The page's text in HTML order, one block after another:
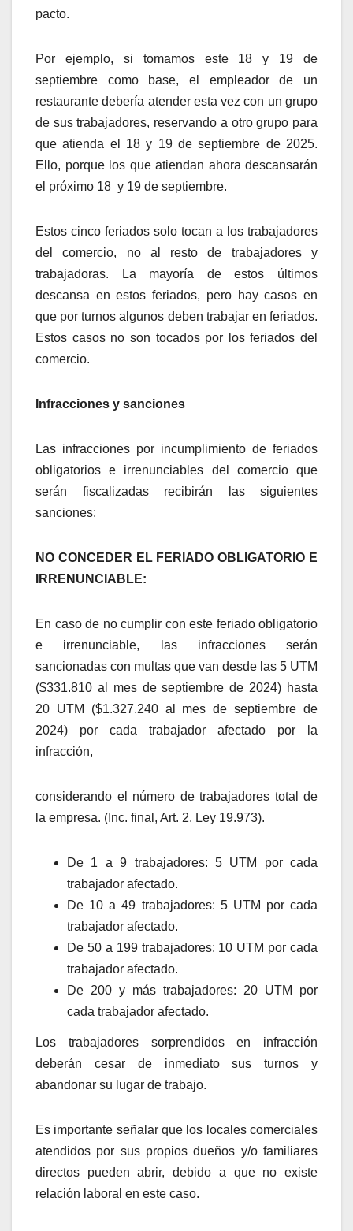
pacto.
Por ejemplo, si tomamos este 18 y 19 de
septiembre como base, el empleador de un
restaurante debería atender esta vez con un grupo
de sus trabajadores, reservando a otro grupo para
que atienda el 18 y 19 de septiembre de 2025.
Ello, porque los que atiendan ahora descansarán
el próximo 18 y 19 de septiembre.
Estos cinco feriados solo tocan a los trabajadores
del comercio, no al resto de trabajadores y
trabajadoras. La mayoría de estos últimos
descansa en estos feriados, pero hay casos en
que por turnos algunos deben trabajar en feriados.
Estos casos no son tocados por los feriados del
comercio.
Infracciones y sanciones
Las infracciones por incumplimiento de feriados
obligatorios e irrenunciables del comercio que
serán fiscalizadas recibirán las siguientes
sanciones:
NO CONCEDER EL FERIADO OBLIGATORIO E
IRRENUNCIABLE:
En caso de no cumplir con este feriado obligatorio
e irrenunciable, las infracciones serán
sancionadas con multas que van desde las 5 UTM
($331.810 al mes de septiembre de 2024) hasta
20 UTM ($1.327.240 al mes de septiembre de
2024) por cada trabajador afectado por la
infracción,
considerando el número de trabajadores total de
la empresa. (Inc. final, Art. 2. Ley 19.973).
De 1 a 9 trabajadores: 5 UTM por cada
trabajador afectado.
De 10 a 49 trabajadores: 5 UTM por cada
trabajador afectado.
De 50 a 199 trabajadores: 10 UTM por cada
trabajador afectado.
De 200 y más trabajadores: 20 UTM por
cada trabajador afectado.
Los trabajadores sorprendidos en infracción
deberán cesar de inmediato sus turnos y
abandonar su lugar de trabajo.
Es importante señalar que los locales comerciales
atendidos por sus propios dueños y/o familiares
directos pueden abrir, debido a que no existe
relación laboral en este caso.